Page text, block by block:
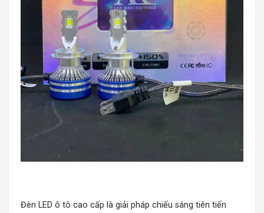
Đèn LED ô tô cao cấp là giải pháp chiếu sáng tiên tiến